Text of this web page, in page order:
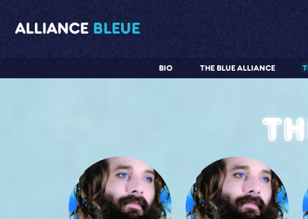
ALLIANCE BLEUE
THE BLUE ALLIANCE
BIO